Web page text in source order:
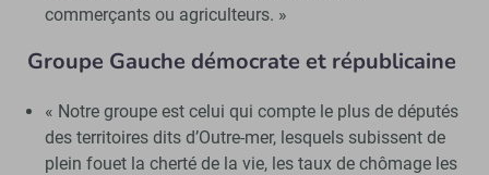
commerçants ou agriculteurs. »
Groupe Gauche démocrate et républicaine
« Notre groupe est celui qui compte le plus de députés
des territoires dits d’Outre-mer, lesquels subissent de
plein fouet la cherté de la vie, les taux de chômage les